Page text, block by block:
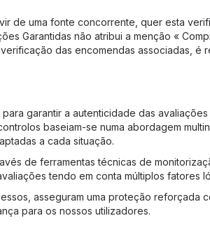
de uma fonte concorrente, quer esta
Garantidas não atribui a menção «
das encomendas associadas, é
garantir a autenticidade das
baseiam-se numa abordagem
a cada situação.
de ferramentas técnicas de
tendo em conta múltiplos
asseguram uma proteção reforçada
para os nossos utilizadores.